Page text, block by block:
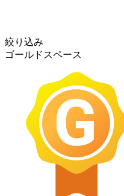
絞り込み
ゴールドスペース